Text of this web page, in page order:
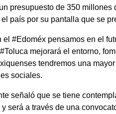
presupuesto de 350
país por su pantalla que se
el #Edoméx pensamos en el
mejorará el entorno,
tendremos una
sociales.
señaló que se tiene
y será a través de una